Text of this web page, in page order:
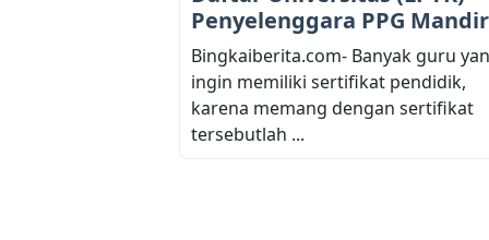
Penyelenggara PPG
Bingkaiberita.com- Banyak guru
ingin memiliki sertifikat pendidik,
karena memang dengan sertifikat
tersebutlah ...